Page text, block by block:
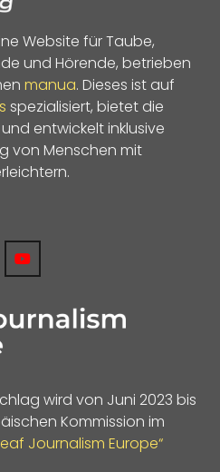
Website für Taube,
und Hörende, betrieben
manua. Dieses ist auf
spezialisiert, bietet die
entwickelt inklusive
von Menschen mit
wird von Juni 2023 bis
Kommission im
Journalism Europe“